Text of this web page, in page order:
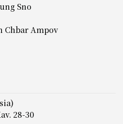
Sno
Chbar Ampov
28-30